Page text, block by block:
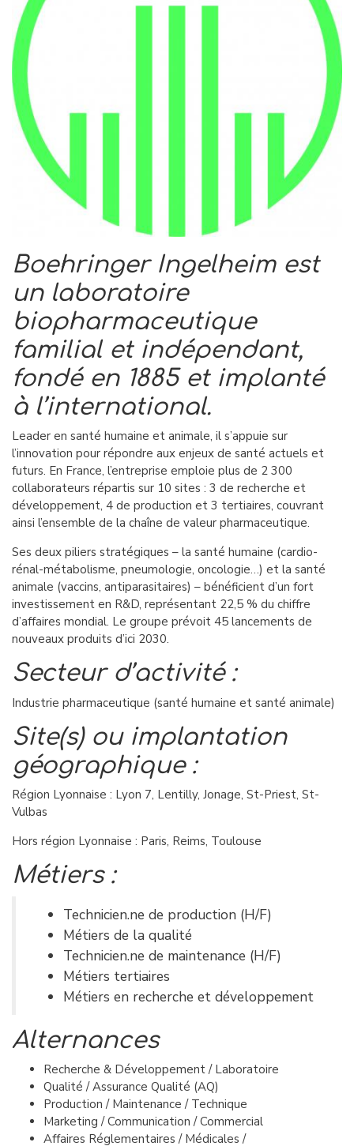
Boehringer Ingelheim est
un laboratoire
biopharmaceutique
familial et indépendant,
fondé en 1885 et implanté
à l’international.
Leader en santé humaine et animale, il s’appuie sur
l’innovation pour répondre aux enjeux de santé actuels et
futurs. En France, l’entreprise emploie plus de 2 300
collaborateurs répartis sur 10 sites : 3 de recherche et
développement, 4 de production et 3 tertiaires, couvrant
ainsi l’ensemble de la chaîne de valeur pharmaceutique.
Ses deux piliers stratégiques – la santé humaine (cardio-
rénal-métabolisme, pneumologie, oncologie…) et la santé
animale (vaccins, antiparasitaires) – bénéficient d’un fort
investissement en R&D, représentant 22,5 % du chiffre
d’affaires mondial. Le groupe prévoit 45 lancements de
nouveaux produits d’ici 2030.
Secteur d’activité :
Industrie pharmaceutique (santé humaine et santé animale)
Site(s) ou implantation
géographique :
Région Lyonnaise : Lyon 7, Lentilly, Jonage, St-Priest, St-
Vulbas
Hors région Lyonnaise : Paris, Reims, Toulouse
Métiers :
Technicien.ne de production (H/F)
Métiers de la qualité
Technicien.ne de maintenance (H/F)
Métiers tertiaires
Métiers en recherche et développement
Alternances
Recherche & Développement / Laboratoire
Qualité / Assurance Qualité (AQ)
Production / Maintenance / Technique
Marketing / Communication / Commercial
Affaires Réglementaires / Médicales /